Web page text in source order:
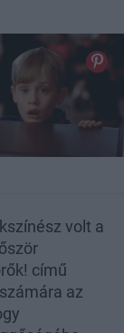
volt a
című
az